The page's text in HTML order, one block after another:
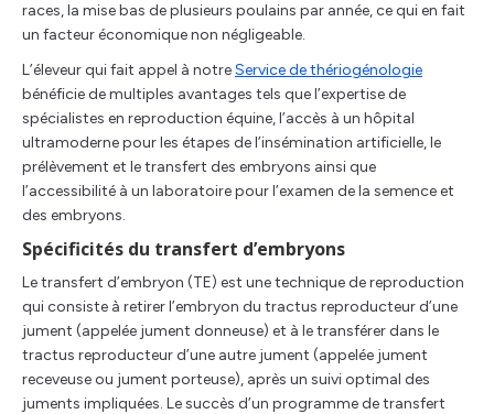
races, la mise bas de plusieurs poulains par année, ce qui en fait
un facteur économique non négligeable.
L’éleveur qui fait appel à notreService de thériogénologie
bénéficie de multiples avantages tels que l’expertise de
spécialistes en reproduction équine, l’accès à un hôpital
ultramoderne pour les étapes de l’insémination artificielle, le
prélèvement et le transfert des embryons ainsi que
l’accessibilité à un laboratoire pour l’examen de la semence et
des embryons.
Spécificités du transfert d’embryons
Le transfert d’embryon (TE) est une technique de reproduction
qui consiste à retirer l’embryon du tractus reproducteur d’une
jument (appelée jument donneuse) et à le transférer dans le
tractus reproducteur d’une autre jument (appelée jument
receveuse ou jument porteuse), après un suivi optimal des
juments impliquées. Le succès d’un programme de transfert